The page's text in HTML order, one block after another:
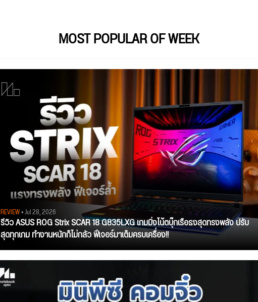
MOST POPULAR OF WEEK
REVIEW• Jul 28, 2026
รีวิว ASUS ROG Strix SCAR 18 G835LXG เกมมิ่งโน้ตบุ๊กเรือธงสุดทรงพลัง ปรับ
สุดทุกเกม ทำงานหนักก็ไม่กลัว ฟีเจอร์มาเต็มครบเครื่อง!!